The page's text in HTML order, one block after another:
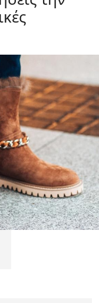
Συμβουλές